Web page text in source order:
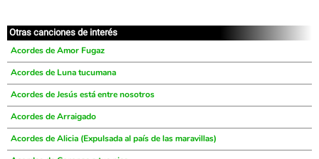
Otras canciones de interés
Acordes de Amor Fugaz
Acordes de Luna tucumana
Acordes de Jesús está entre nosotros
Acordes de Arraigado
Acordes de Alicia (Expulsada al país de las maravillas)